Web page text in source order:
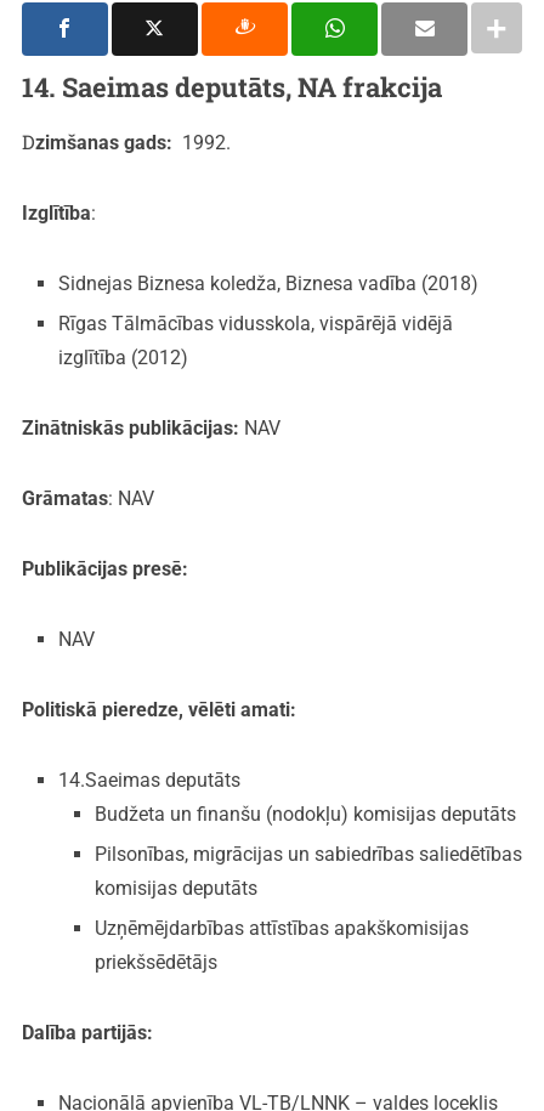
14. Saeimas deputāts, NA frakcija
Dzimšanas gads: 1992.
Izglītība:
Sidnejas Biznesa koledža, Biznesa vadība (2018)
Rīgas Tālmācības vidusskola, vispārējā vidējā
izglītība (2012)
Zinātniskās publikācijas: NAV
Grāmatas: NAV
Publikācijas presē:
NAV
Politiskā pieredze, vēlēti amati:
14.Saeimas deputāts
Budžeta un finanšu (nodokļu) komisijas deputāts
Pilsonības, migrācijas un sabiedrības saliedētības
komisijas deputāts
Uzņēmējdarbības attīstības apakškomisijas
priekšsēdētājs
Dalība partijās:
Nacionālā apvienība VL-TB/LNNK – valdes loceklis